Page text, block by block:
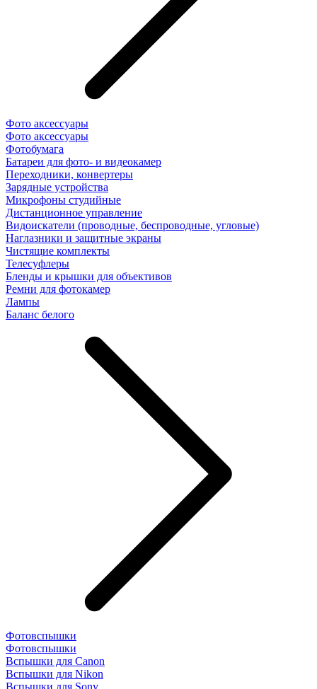
Фото аксессуары
Фото аксессуары
Фотобумага
Батареи для фото- и видеокамер
Переходники, конвертеры
Зарядные устройства
Микрофоны студийные
Дистанционное управление
Видоискатели (проводные, беспроводные, угловые)
Наглазники и защитные экраны
Чистящие комплекты
Телесуфлеры
Бленды и крышки для объективов
Ремни для фотокамер
Лампы
Баланс белого
Фотовспышки
Фотовспышки
Вспышки для Canon
Вспышки для Nikon